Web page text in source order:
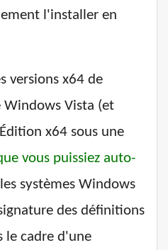
l'installer en
versions x64 de
Vista (et
x64 sous une
vous puissiez auto-
systèmes Windows
des définitions
le cadre d'une